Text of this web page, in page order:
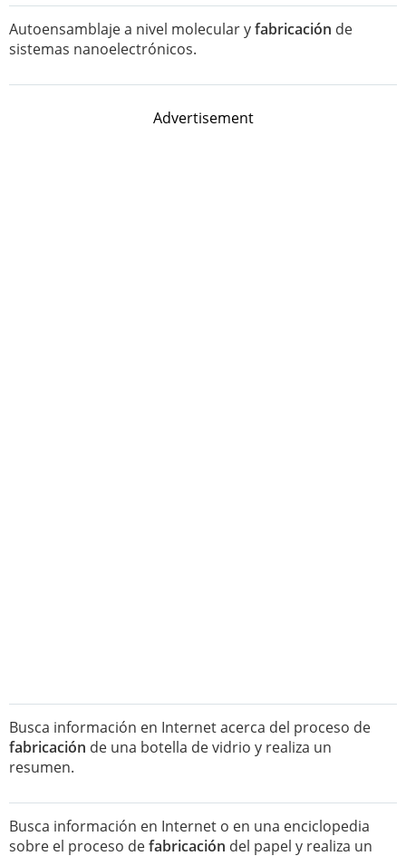
Autoensamblaje a nivel molecular yfabricación de
sistemas nanoelectrónicos.
Advertisement
Busca información en Internet acerca del proceso de
fabricación de una botella de vidrio y realiza un
resumen.
Busca información en Internet o en una enciclopedia
sobre el proceso defabricación del papel y realiza un